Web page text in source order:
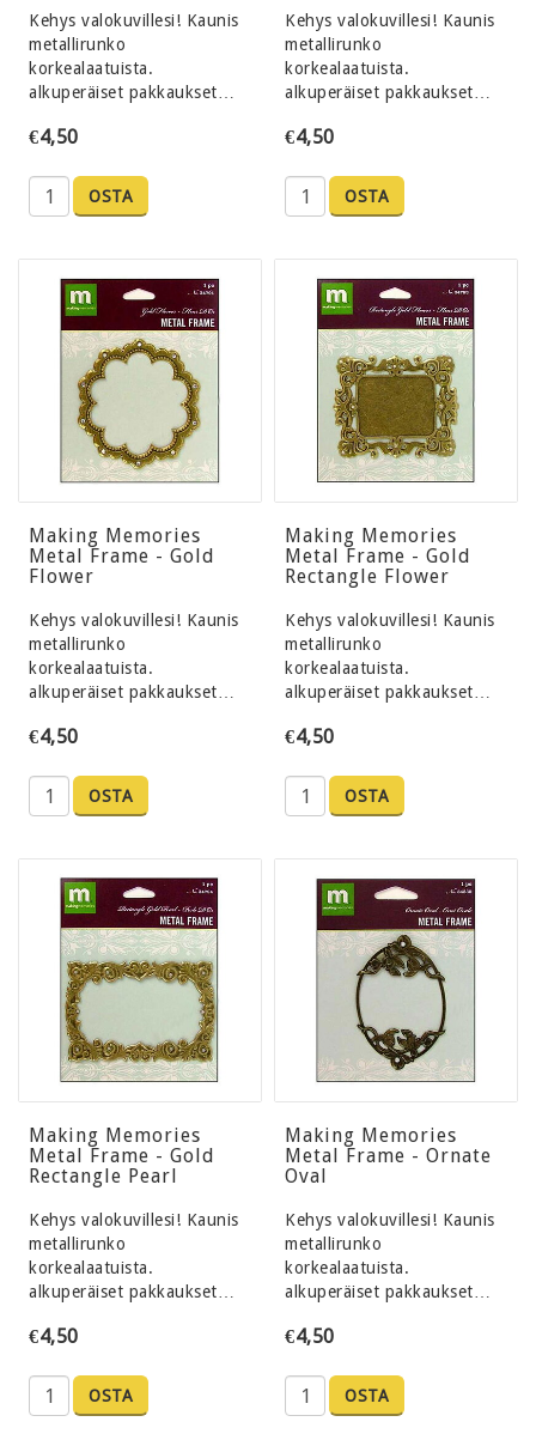
Kehys valokuvillesi! Kaunis
metallirunko
korkealaatuista.
alkuperäiset pakkaukset…
€4,50
OSTA
Kehys valokuvillesi! Kaunis
metallirunko
korkealaatuista.
alkuperäiset pakkaukset…
€4,50
OSTA
Making Memories
Metal Frame - Gold
Flower
Kehys valokuvillesi! Kaunis
metallirunko
korkealaatuista.
alkuperäiset pakkaukset…
€4,50
OSTA
Making Memories
Metal Frame - Gold
Rectangle Flower
Kehys valokuvillesi! Kaunis
metallirunko
korkealaatuista.
alkuperäiset pakkaukset…
€4,50
OSTA
Making Memories
Metal Frame - Gold
Rectangle Pearl
Kehys valokuvillesi! Kaunis
metallirunko
korkealaatuista.
alkuperäiset pakkaukset…
€4,50
OSTA
Making Memories
Metal Frame - Ornate
Oval
Kehys valokuvillesi! Kaunis
metallirunko
korkealaatuista.
alkuperäiset pakkaukset…
€4,50
OSTA